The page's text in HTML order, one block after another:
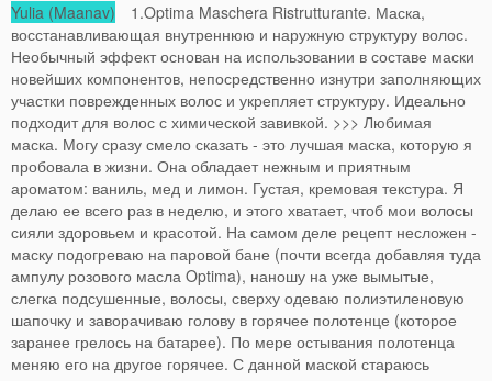
Yulia (Maanav) 1.Optima Maschera Ristrutturante. Маска,
восстанавливающая внутреннюю и наружную структуру волос.
Необычный эффект основан на использовании в составе маски
новейших компонентов, непосредственно изнутри заполняющих
участки поврежденных волос и укрепляет структуру. Идеально
подходит для волос с химической завивкой. >>> Любимая
маска. Могу сразу смело сказать - это лучшая маска, которую я
пробовала в жизни. Она обладает нежным и приятным
ароматом: ваниль, мед и лимон. Густая, кремовая текстура. Я
делаю ее всего раз в неделю, и этого хватает, чтоб мои волосы
сияли здоровьем и красотой. На самом деле рецепт несложен -
маску подогреваю на паровой бане (почти всегда добавляя туда
ампулу розового масла Optima), наношу на уже вымытые,
слегка подсушенные, волосы, сверху одеваю полиэтиленовую
шапочку и заворачиваю голову в горячее полотенце (которое
заранее грелось на батарее). По мере остывания полотенца
меняю его на другое горячее. С данной маской стараюсь